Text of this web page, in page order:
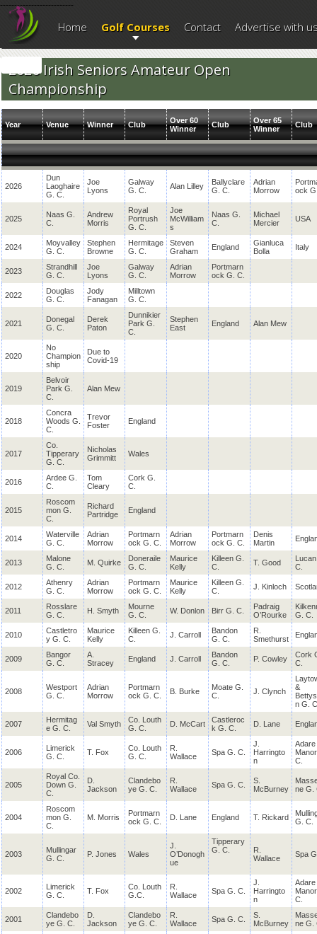
--------------------------
Home Golf Courses Contact Advertise with
2026 Irish Seniors Amateur Open
Championship
Year Venue Winner Club
Over 60
Winner
Club
Over 65
Winner
Club
2026
Dun
Laoghaire
G. C.
Joe
Lyons
Galway
G. C.
Alan Lilley
Ballyclare
G. C.
Adrian
Morrow
ock
2025
Naas G.
C.
Andrew
Morris
Royal
Portrush
G. C.
Joe
McWilliam
s
Naas G.
C.
Michael
Mercier
USA
2024
Moyvalley
G. C.
Stephen
Browne
Hermitage
G. C.
Steven
Graham
England
Gianluca
Bolla
Italy
2023
Strandhill
G. C.
Joe
Lyons
Galway
G. C.
Adrian
Morrow
Portmarn
ock G. C.
2022
Douglas
G. C.
Jody
Fanagan
Milltown
G. C.
2021
Donegal
G. C.
Derek
Paton
Dunnikier
Park G.
C.
Stephen
East
England Alan Mew
2020
No
Champion
ship
Due to
Covid-19
2019
Belvoir
Park G.
C.
Alan Mew
2018
Concra
Woods G.
C.
Trevor
Foster
England
2017
Co.
Tipperary
G. C.
Nicholas
Grimmitt
Wales
2016
Ardee G.
C.
Tom
Cleary
Cork G.
C.
2015
Roscom
mon G.
C.
Richard
Partridge
England
2014
Waterville
G. C.
Adrian
Morrow
Portmarn
ock G. C.
Adrian
Morrow
Portmarn
ock G. C.
Denis
Martin
2013
Malone
G. C.
M. Quirke
Doneraile
G. C.
Maurice
Kelly
Killeen G.
C.
T. Good
C.
2012
Athenry
G. C.
Adrian
Morrow
Portmarn
ock G. C.
Maurice
Kelly
Killeen G.
C.
J. Kinloch
2011
Rosslare
G. C.
H. Smyth
Mourne
G. C.
W. Donlon Birr G. C.
Padraig
O’Rourke
G. C.
2010
Castletro
y G. C.
Maurice
Kelly
Killeen G.
C.
J. Carroll
Bandon
G. C.
R.
Smethurst
2009
Bangor
G. C.
A.
Stracey
England J. Carroll
Bandon
G. C.
P. Cowley
Cork
C.
2008
Westport
G. C.
Adrian
Morrow
Portmarn
ock G. C.
B. Burke
Moate G.
C.
J. Clynch
&
n G.
2007
Hermitag
e G. C.
Val Smyth
Co. Louth
G. C.
D. McCart
Castleroc
k G. C.
D. Lane
2006
Limerick
G. C.
T. Fox
Co. Louth
G. C.
R.
Wallace
Spa G. C.
J.
Harringto
n
Adare
C.
2005
Royal Co.
Down G.
C.
D.
Jackson
Clandebo
ye G. C.
R.
Wallace
Spa G. C.
S.
McBurney
ne G.
2004
Roscom
mon G.
C.
M. Morris
Portmarn
ock G. C.
D. Lane England T. Rickard
G. C.
2003
Mullingar
G. C.
P. Jones Wales
J.
O’Donogh
ue
Tipperary
G. C.
R.
Wallace
Spa
2002
Limerick
G. C.
T. Fox
Co. Louth
G.C.
R.
Wallace
Spa G. C.
J.
Harringto
n
Adare
C.
2001
Clandebo
ye G. C.
D.
Jackson
Clandebo
ye G. C.
R.
Wallace
Spa G. C.
S.
McBurney
ne G.